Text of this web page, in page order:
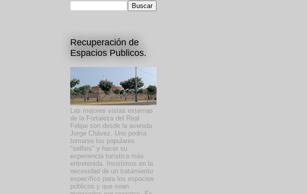
Recuperación de
Espacios Publicos.
Las mejores vistas externas
de la Fortaleza del Real
Felipe son desde la avenida
Jorge Chávez. Uno podría
tomarse los populares
"selfies" y hacer su
experiencia turística más
entretenida. Insistimos en la
necesidad de un tratamiento
específico para los espacios
públicos y que sean